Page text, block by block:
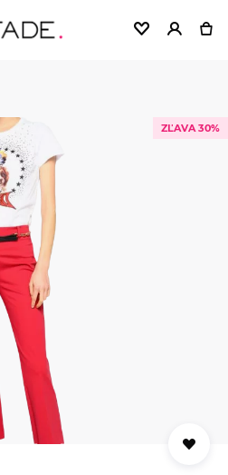
ZĽAVA 30%